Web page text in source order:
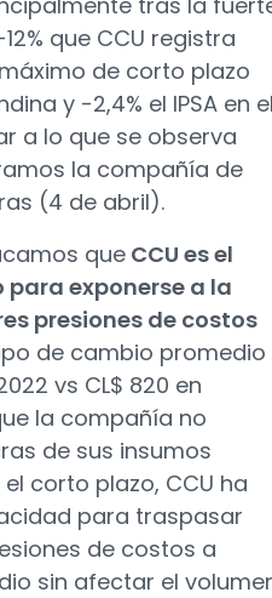
que CCU registra
de corto plazo
y -2,4% el IPSA en
a lo que se observa
la compañía de
(4 de abril).
queCCU es el
exponerse a la
presiones de costos
de cambio promedio
vs CL$ 820 en
la compañía no
de sus insumos
corto plazo, CCU ha
para traspasar
de costos a
sin afectar el